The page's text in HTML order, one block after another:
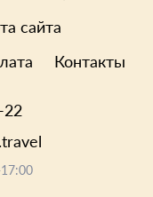
сайта
Контакты
22